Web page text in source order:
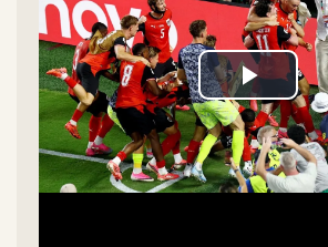
Play
Video